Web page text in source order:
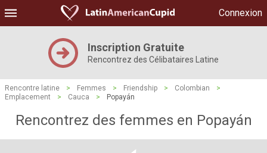
Connexion
Inscription Gratuite
Rencontrez des Célibataires Latine
Rencontre latine > Femmes > Friendship > Colombian
>
Emplacement
> Cauca > Popayán
Rencontrez des femmes en Popayán